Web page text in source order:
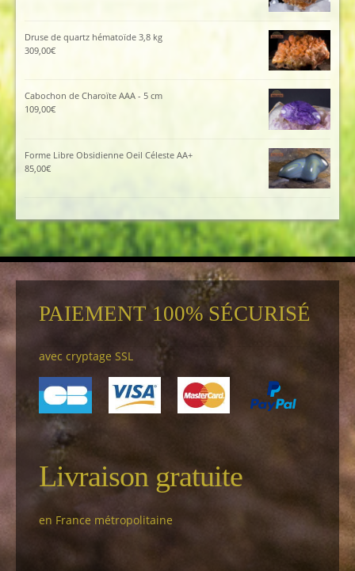
Druse de quartz hématoïde 3,8 kg
309,00€
Cabochon de Charoïte AAA - 5 cm
109,00€
Forme Libre Obsidienne Oeil Céleste AA+
85,00€
PAIEMENT 100% SÉCURISÉ
avec cryptage SSL
Livraison gratuite
en France métropolitaine